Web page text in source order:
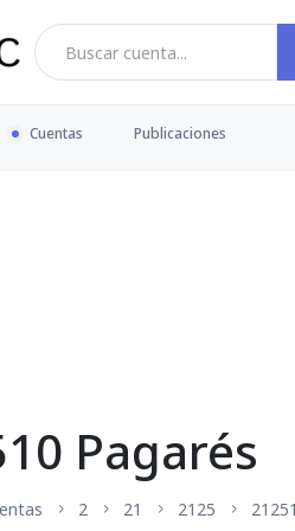
Cuentas Publicaciones
Pagarés
2 21 2125